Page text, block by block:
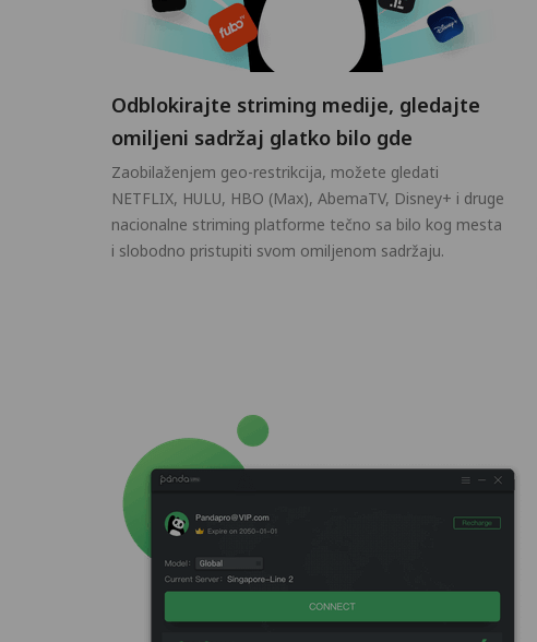
Odblokirajte striming medije, gledajte
omiljeni sadržaj glatko bilo gde
Zaobilaženjem geo-restrikcija, možete gledati
NETFLIX, HULU, HBO (Max), AbemaTV, Disney+ i druge
nacionalne striming platforme tečno sa bilo kog mesta
i slobodno pristupiti svom omiljenom sadržaju.